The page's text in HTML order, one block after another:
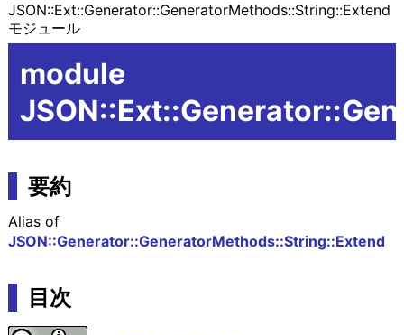
JSON::Ext::Generator::GeneratorMethods::String::Extend
モジュール
module
要約
Alias of
JSON::Generator::GeneratorMethods::String::Extend
目次